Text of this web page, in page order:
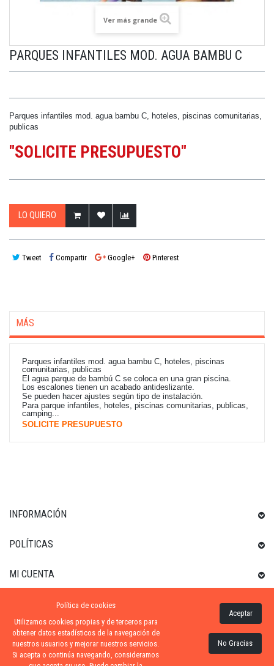
Ver más grande
PARQUES INFANTILES MOD. AGUA BAMBU C
Parques infantiles mod. agua bambu C, hoteles, piscinas comunitarias,
publicas
"SOLICITE PRESUPUESTO"
LO QUIERO
Tweet Compartir Google+ Pinterest
MÁS
Parques infantiles mod. agua bambu C, hoteles, piscinas
comunitarias, publicas
El agua parque de bambú C se coloca en una gran piscina.
Los escalones tienen un acabado antideslizante.
Se pueden hacer ajustes según tipo de instalación.
Para parque infantiles, hoteles, piscinas comunitarias, publicas,
camping...
SOLICITE PRESUPUESTO
INFORMACIÓN
POLÍTICAS
MI CUENTA
INFORMACIÓN SOBRE LA TIENDA
ZONA-PISCINA| DISTRIBUIDORES OFICIALES KRIPSOL
Política de cookies
Utilizamos cookies propias y de terceros para
obtener datos estadísticos de la navegación de
nuestros usuarios y mejorar nuestros servicios.
Si acepta o continúa navegando, consideramos
Aceptar
No Gracias